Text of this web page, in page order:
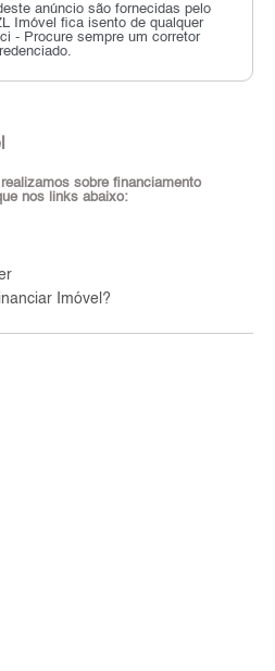
anúncio são fornecidas pelo
Imóvel fica isento de qualquer
- Procure sempre um corretor
sobre financiamento
nos links abaixo:
Imóvel?